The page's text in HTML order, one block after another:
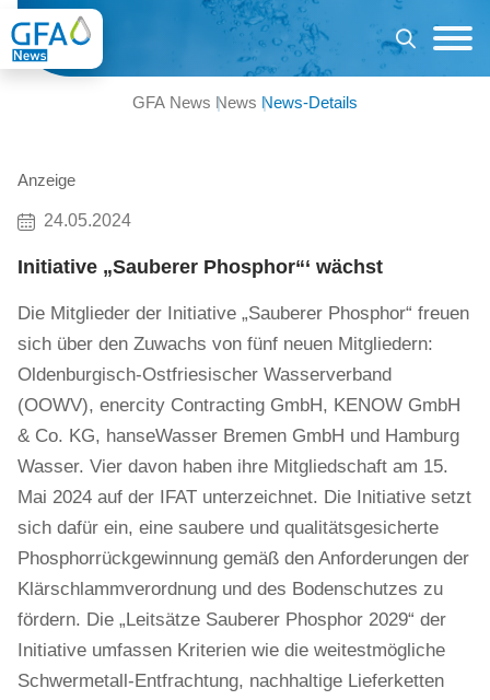
GFA News News News-Details
Anzeige
24.05.2024
Initiative „Sauberer Phosphor“‘ wächst
Die Mitglieder der Initiative „Sauberer Phosphor“ freuen
sich über den Zuwachs von fünf neuen Mitgliedern:
Oldenburgisch-Ostfriesischer Wasserverband
(OOWV), enercity Contracting GmbH, KENOW GmbH
& Co. KG, hanseWasser Bremen GmbH und Hamburg
Wasser. Vier davon haben ihre Mitgliedschaft am 15.
Mai 2024 auf der IFAT unterzeichnet. Die Initiative setzt
sich dafür ein, eine saubere und qualitätsgesicherte
Phosphorrückgewinnung gemäß den Anforderungen der
Klärschlammverordnung und des Bodenschutzes zu
fördern. Die „Leitsätze Sauberer Phosphor 2029“ der
Initiative umfassen Kriterien wie die weitestmögliche
Schwermetall-Entfrachtung, nachhaltige Lieferketten